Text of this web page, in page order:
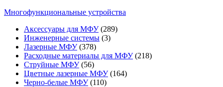
Многофункциональные устройства
Аксессуары для МФУ(289)
Инженерные системы (3)
Лазерные МФУ(378)
Расходные материалы для МФУ(218)
Струйные МФУ(56)
Цветные лазерные МФУ(164)
Черно-белые МФУ(110)